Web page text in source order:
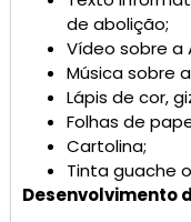
de abolição;
Vídeo sobre a
Música sobre
Lápis de cor,
Folhas de
Cartolina;
Tinta guache
Desenvolvimento